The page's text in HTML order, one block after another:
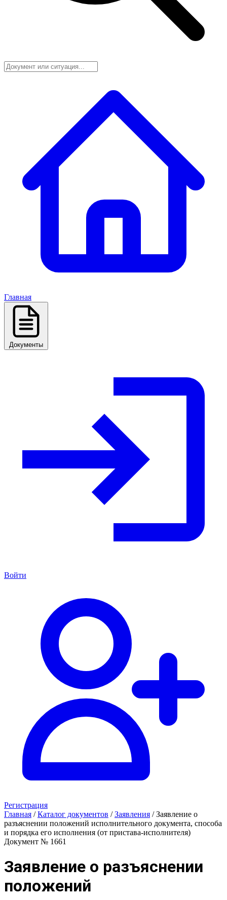
Главная
Документы
Войти
Регистрация
Главная / Каталог документов / Заявления / Заявление о
разъяснении положений исполнительного документа, способа
и порядка его исполнения (от пристава-исполнителя)
Документ № 1661
Заявление о разъяснении
положений